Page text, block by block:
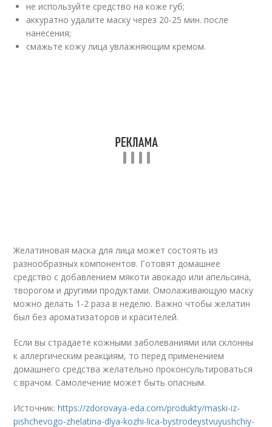
не используйте средство на коже губ;
аккуратно удалите маску через 20-25 мин. после
нанесения;
смажьте кожу лица увлажняющим кремом.
Желатиновая маска для лица может состоять из
разнообразных компонентов. Готовят домашнее
средство с добавлением мякоти авокадо или апельсина,
творогом и другими продуктами. Омолаживающую маску
можно делать 1-2 раза в неделю. Важно чтобы желатин
был без ароматизаторов и красителей.
Если вы страдаете кожными заболеваниями или склонны
к аллергическим реакциям, то перед применением
домашнего средства желательно проконсультироваться
с врачом. Самолечение может быть опасным.
Источник:https://zdorovaya-eda.com/produkty/maski-iz-
pishchevogo-zhelatina-dlya-kozhi-lica-bystrodeystvuyushchiy-